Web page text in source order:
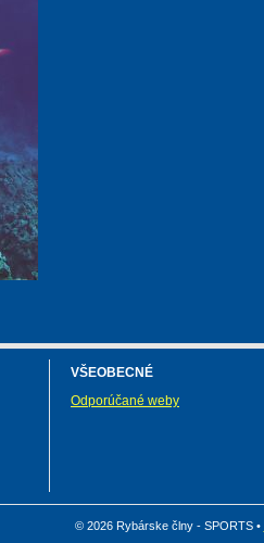
VŠEOBECNÉ
Odporúčané weby
© 2026 Rybárske člny - SPORTS •